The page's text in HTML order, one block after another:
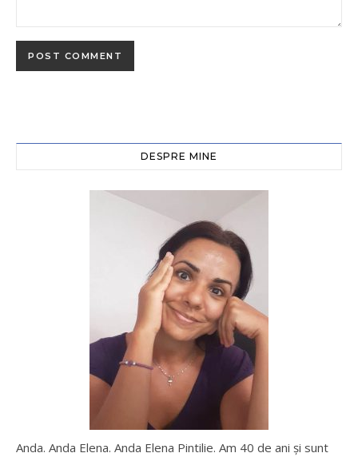
DESPRE MINE
Anda. Anda Elena. Anda Elena Pintilie. Am 40 de ani şi sunt